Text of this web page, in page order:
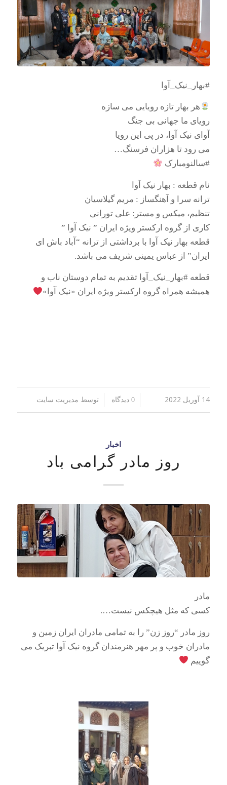
#بهار_نیک_آوا
هر بهار تازه رویایی می سازه
رویای ما جهانی بی جنگ
آوای نیک آوا، در پی این رویا
می رود تا هزاران فرسنگ…
#سالنومبارک
نام قطعه : بهار نیک آوا
ترانه سرا و آهنگساز : مریم گیلاسیان
تنظیم، میکس و مستر: علی تورانی
کاری از گروه ارکستر ویژه ایران ” نیک آوا ”
قطعه بهار نیک آوا با برداشتی از ترانه “آباد باش ای
ایران” از عباس یمینی شریف می باشد.
قطعه #بهار_نیک_آوا تقدیم به تمام دوستان ناب و
همیشه همراه گروه ارکستر ویژه ایران «نیک آوا»
14 آوریل 2022 / 0 دیدگاه توسط مدیریت سایت
اخبار
روز مادر گرامی باد
مادر
کسی که مثل هیچکس نیست….
روز مادر “روز زن” را به تمامی مادران ایران زمین و
مادران خوب و پر مهر هنرمندان گروه نیک آوا تبریک می
گوییم